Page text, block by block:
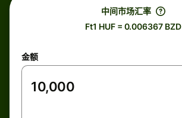
中间市场汇率
Ft1 HUF = 0.006367 BZD
金额